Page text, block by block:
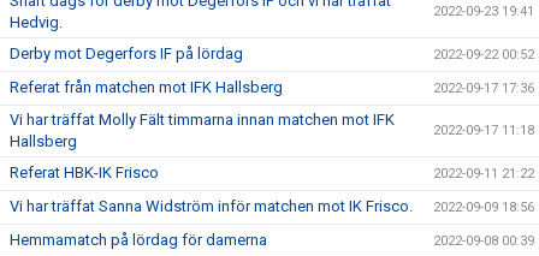
Hedvig.
2022-09-23 19:41
Derby mot Degerfors IF på lördag 2022-09-22 00:52
Referat från matchen mot IFK Hallsberg 2022-09-17 17:36
Vi har träffat Molly Fält timmarna innan matchen mot IFK
Hallsberg
2022-09-17 11:18
Referat HBK-IK Frisco 2022-09-11 21:22
Vi har träffat Sanna Widström inför matchen mot IK Frisco. 2022-09-09 18:56
Hemmamatch på lördag för damerna 2022-09-08 00:39